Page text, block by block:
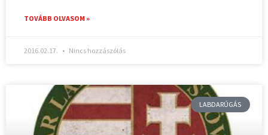
TOVÁBB OLVASOM »
2016.02.17. Nincs hozzászólás
LABDARÚGÁS